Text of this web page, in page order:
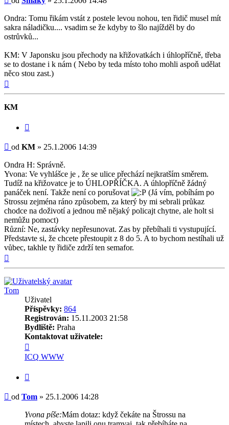
Ondra: Tomu řikám vstát z postele levou nohou, ten řidič musel mít
sakra náladičku.... vsadim se že kdyby to šlo najížděl by do
ostrůvků...
KM: V Japonsku jsou přechody na křižovatkách i úhlopříčně, třeba
se to dostane i k nám ( Nebo by teda místo toho mohli aspoň udělat
něco stou zast.)
KM
Příspěvek
od KM » 25.1.2006 14:39
Ondra H: Správně.
Yvona: Ve vyhlášce je , že se ulice přechází nejkratším směrem.
Tudíž na křižovatce je to ÚHLOPŘÍČKA. A úhlopříčně žádný
panáček není. Takže není co porušovat
(Já vím, pobíhám po
Strossu zejména ráno způsobem, za který by mi sebrali průkaz
chodce na doživotí a jednou mě nějaký policajt chytne, ale holt si
nemůžu pomoct)
Různí: Ne, zastávky nepřesunovat. Zas by přebíhali ti vystupující.
Představte si, že chcete přestoupit z 8 do 5. A to bychom nestíhali už
vůbec, takhle ty řidiče zdrží ten semafor.
Tom
Uživatel
Příspěvky: 864
Registrován: 15.11.2003 21:58
Bydliště: Praha
Kontaktovat uživatele:
uživatele
Tom
ICQ WWW
Příspěvek
od Tom » 25.1.2006 14:28
Yvona píše:Mám dotaz: když čekáte na Štrossu na